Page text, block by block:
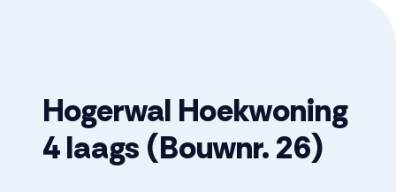
Hogerwal Hoekwoning
4 laags (Bouwnr. 26)